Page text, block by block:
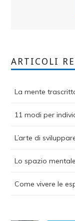
ARTICOLI
La mente
11 modi per
L’arte di
Lo spazio
Come vivere le